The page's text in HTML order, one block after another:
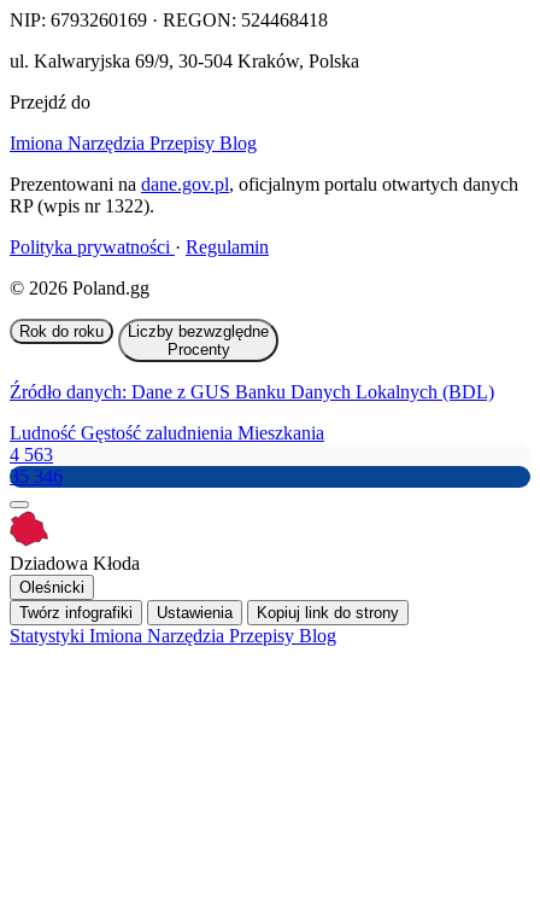
NIP: 6793260169 · REGON: 524468418
ul. Kalwaryjska 69/9, 30-504 Kraków, Polska
Przejdź do
Imiona Narzędzia Przepisy Blog
Prezentowani na dane.gov.pl, oficjalnym portalu otwartych danych
RP (wpis nr 1322).
Polityka prywatności · Regulamin
© 2026 Poland.gg
Rok do roku
Liczby bezwzględne
Procenty
Źródło danych: Dane z GUS Banku Danych Lokalnych (BDL)
Ludność Gęstość zaludnienia Mieszkania
4 563
35 346
Dziadowa Kłoda
Oleśnicki
Twórz infografiki
Ustawienia Kopiuj link do strony
Statystyki Imiona Narzędzia Przepisy Blog